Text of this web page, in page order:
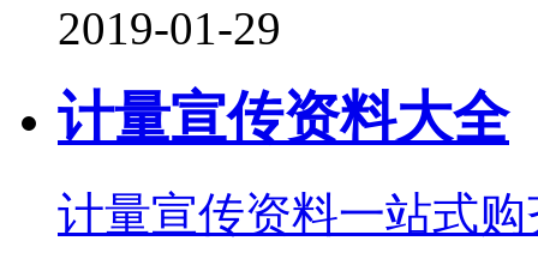
2019-01-29
计量宣传资料大全
计量宣传资料一站式购